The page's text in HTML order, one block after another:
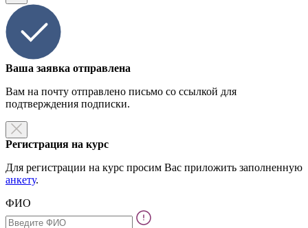
Ваша заявка отправлена
Вам на почту отправлено письмо со ссылкой для
подтверждения подписки.
Регистрация на курс
Для регистрации на курс просим Вас приложить заполненную
анкету.
ФИО